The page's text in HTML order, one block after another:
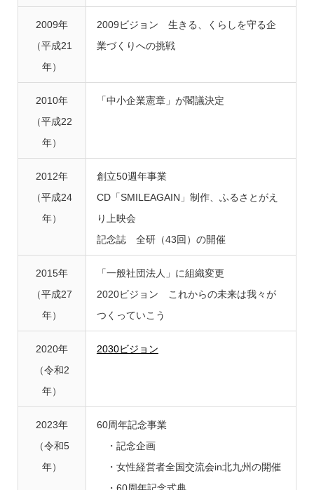
2009年
（平成21
年）
2009ビジョン 生きる、くらしを守る企
業づくりへの挑戦
2010年
（平成22
年）
「中小企業憲章」が閣議決定
2012年
（平成24
年）
創立50週年事業
CD「SMILEAGAIN」制作、ふるさとがえ
り上映会
記念誌 全研（43回）の開催
2015年
（平成27
年）
「一般社団法人」に組織変更
2020ビジョン これからの未来は我々が
つくっていこう
2020年
（令和2
年）
2030ビジョン
2023年
（令和5
年）
60周年記念事業
・記念企画
・女性経営者全国交流会in北九州の開催